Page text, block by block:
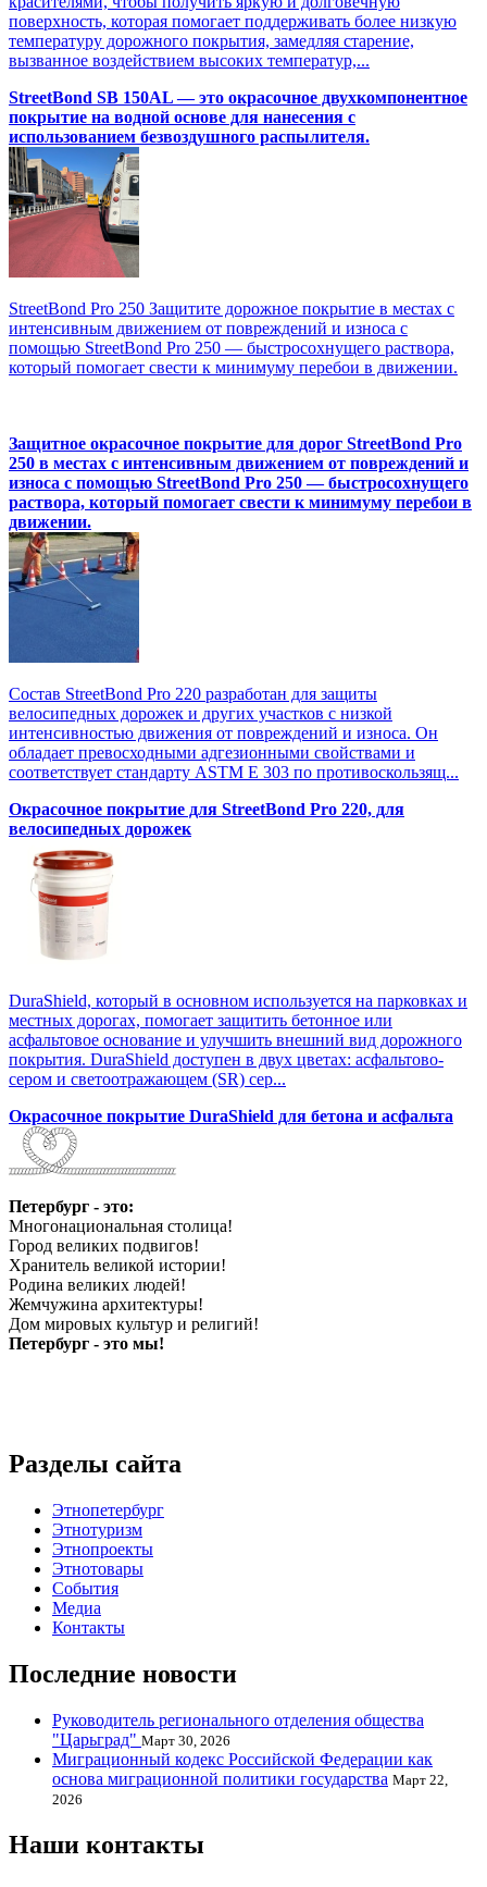
поверхность, которая помогает поддерживать более низкую
температуру дорожного покрытия, замедляя старение,
вызванное воздействием высоких температур,...
StreetBond SB 150AL — это окрасочное двухкомпонентное
покрытие на водной основе для нанесения с
использованием безвоздушного распылителя.
StreetBond Pro 250 Защитите дорожное покрытие в местах с
интенсивным движением от повреждений и износа с
помощью StreetBond Pro 250 — быстросохнущего раствора,
который помогает свести к минимуму перебои в движении.
Защитное окрасочное покрытие для дорог StreetBond Pro
250 в местах с интенсивным движением от повреждений и
износа с помощью StreetBond Pro 250 — быстросохнущего
раствора, который помогает свести к минимуму перебои в
движении.
Состав StreetBond Pro 220 разработан для защиты
велосипедных дорожек и других участков с низкой
интенсивностью движения от повреждений и износа. Он
обладает превосходными адгезионными свойствами и
соответствует стандарту ASTM E 303 по противоскользящ...
Окрасочное покрытие для StreetBond Pro 220, для
велосипедных дорожек
DuraShield, который в основном используется на парковках и
местных дорогах, помогает защитить бетонное или
асфальтовое основание и улучшить внешний вид дорожного
покрытия. DuraShield доступен в двух цветах: асфальтово-
сером и светоотражающем (SR) сер...
Окрасочное покрытие DuraShield для бетона и асфальта
Петербург - это:
Многонациональная столица!
Город великих подвигов!
Хранитель великой истории!
Родина великих людей!
Жемчужина архитектуры!
Дом мировых культур и религий!
Петербург - это мы!
Разделы сайта
Этнопетербург
Этнотуризм
Этнопроекты
Этнотовары
События
Медиа
Контакты
Последние новости
Руководитель регионального отделения общества
"Царьград" Март 30, 2026
Миграционный кодекс Российской Федерации как
основа миграционной политики государства Март 22,
2026
Наши контакты